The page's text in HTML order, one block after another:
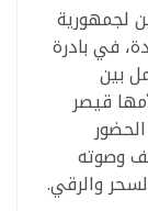
لجمهورية
في بادرة
بين
قيصر
وصوته
والرقي.